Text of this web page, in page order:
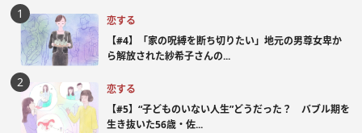
恋する
【#4】「家の呪縛を断ち切りたい」地元の男尊女卑か
ら解放された紗希子さんの...
恋する
【#5】“子どものいない人生”どうだった？ バブル期を
生き抜いた56歳・佐...